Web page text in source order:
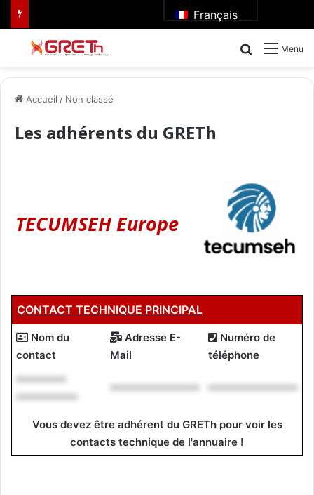
Français
Menu
Rechercher
Accueil / Non classé
Les adhérents du GRETh
TECUMSEH Europe
CONTACT TECHNIQUE PRINCIPAL
Nom du
contact
Adresse E-
Mail
Numéro de
téléphone
*********
***********
**************** ****************
Vous devez être adhérent du GRETh pour voir les
contacts technique de l'annuaire !